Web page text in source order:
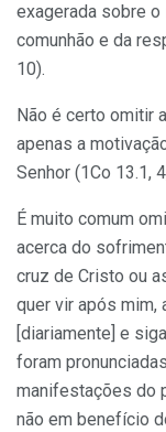
exagerada sobre
comunhão e da
10).
Não é certo omitir
apenas a
Senhor (1Co 13.1,
É muito comum
acerca do
cruz de Cristo ou
quer vir após mim,
[diariamente] e
foram
manifestações do
não em benefício